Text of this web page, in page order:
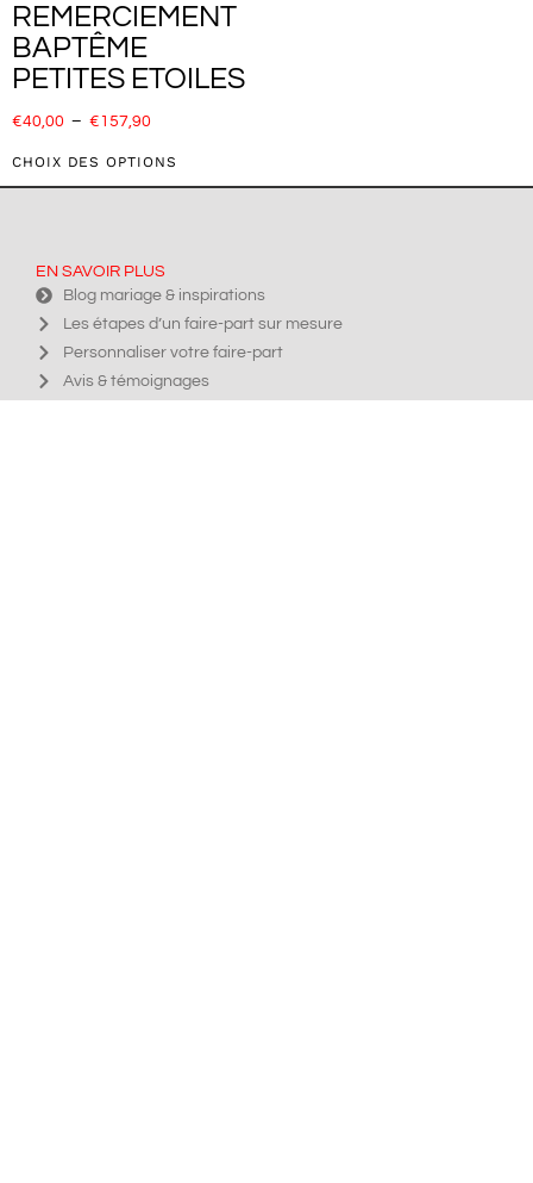
REMERCIEMENT
BAPTÊME
PETITES ETOILES
€40,00 – €157,90
CHOIX DES OPTIONS
EN SAVOIR PLUS
Blog mariage & inspirations
Les étapes d’un faire-part sur mesure
Personnaliser votre faire-part
Avis & témoignages